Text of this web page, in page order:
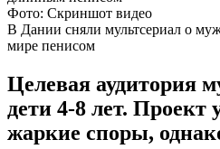
Фото: Скриншот видео
В Дании сняли мультсериал о
мире пенисом
Целевая аудитория
дети 4-8 лет. Проект
жаркие споры,